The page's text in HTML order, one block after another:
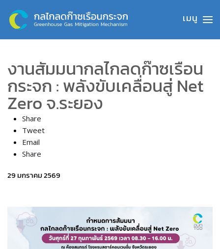
Skip to main content
งานสัมมนากลไกลดก๊าซเรือน
กระจก : พลังขับเคลื่อนสู่ Net
Zero จ.ระยอง
Share
Tweet
Email
Share
29 มกราคม 2569